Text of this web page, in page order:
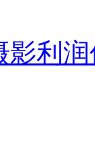
影利